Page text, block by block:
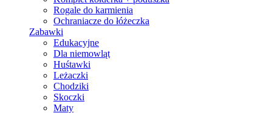
Rogale do karmienia
Ochraniacze do łóżeczka
Zabawki
Edukacyjne
Dla niemowląt
Huśtawki
Leżaczki
Chodziki
Skoczki
Maty